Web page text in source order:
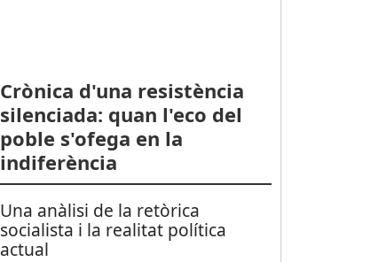
Crònica d'una resistència
silenciada: quan l'eco del
poble s'ofega en la
indiferència
Una anàlisi de la retòrica
socialista i la realitat política
actual